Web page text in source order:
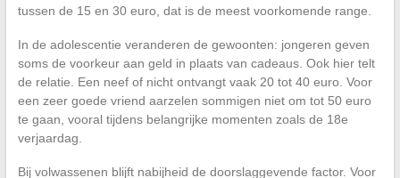
tussen de 15 en 30 euro, dat is de meest voorkomende range.
In de adolescentie veranderen de gewoonten: jongeren geven
soms de voorkeur aan geld in plaats van cadeaus. Ook hier telt
de relatie. Een neef of nicht ontvangt vaak 20 tot 40 euro. Voor
een zeer goede vriend aarzelen sommigen niet om tot 50 euro
te gaan, vooral tijdens belangrijke momenten zoals de 18e
verjaardag.
Bij volwassenen blijft nabijheid de doorslaggevende factor. Voor